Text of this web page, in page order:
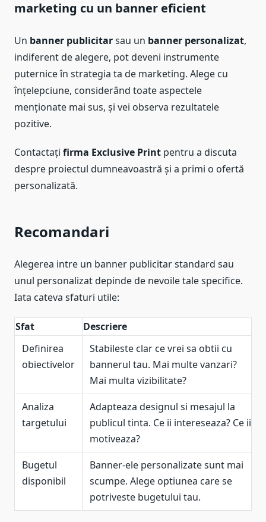
marketing cu un banner eficient
Un banner publicitarsau un banner personalizat,
indiferent de alegere, pot deveni instrumente
puternice în strategia ta de marketing. Alege cu
înțelepciune, considerând toate aspectele
menționate mai sus, și vei observa rezultatele
pozitive.
Contactați firma Exclusive Print pentru a discuta
despre proiectul dumneavoastră și a primi o ofertă
personalizată.
Recomandari
Alegerea intre un banner publicitar standard sau
unul personalizat depinde de nevoile tale specifice.
Iata cateva sfaturi utile:
Sfat
Descriere
Definirea
obiectivelor
Stabileste clar ce vrei sa obtii cu
bannerul tau. Mai multe vanzari?
Mai multa vizibilitate?
Analiza
targetului
Adapteaza designul si mesajul la
publicul tinta. Ce ii intereseaza? Ce ii
motiveaza?
Bugetul
disponibil
Banner-ele personalizate sunt mai
scumpe. Alege optiunea care se
potriveste bugetului tau.